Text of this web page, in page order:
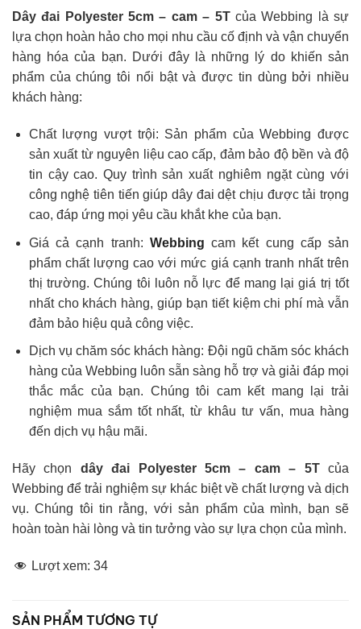
Dây đai Polyester 5cm – cam – 5T của Webbing là sự
lựa chọn hoàn hảo cho mọi nhu cầu cố định và vận chuyển
hàng hóa của bạn. Dưới đây là những lý do khiến sản
phẩm của chúng tôi nổi bật và được tin dùng bởi nhiều
khách hàng:
Chất lượng vượt trội: Sản phẩm của Webbing được
sản xuất từ nguyên liệu cao cấp, đảm bảo độ bền và độ
tin cậy cao. Quy trình sản xuất nghiêm ngặt cùng với
công nghệ tiên tiến giúp dây đai dệt chịu được tải trọng
cao, đáp ứng mọi yêu cầu khắt khe của bạn.
Giá cả cạnh tranh: Webbing cam kết cung cấp sản
phẩm chất lượng cao với mức giá cạnh tranh nhất trên
thị trường. Chúng tôi luôn nỗ lực để mang lại giá trị tốt
nhất cho khách hàng, giúp bạn tiết kiệm chi phí mà vẫn
đảm bảo hiệu quả công việc.
Dịch vụ chăm sóc khách hàng: Đội ngũ chăm sóc khách
hàng của Webbing luôn sẵn sàng hỗ trợ và giải đáp mọi
thắc mắc của bạn. Chúng tôi cam kết mang lại trải
nghiệm mua sắm tốt nhất, từ khâu tư vấn, mua hàng
đến dịch vụ hậu mãi.
Hãy chọn dây đai Polyester 5cm – cam – 5Tcủa
Webbing để trải nghiệm sự khác biệt về chất lượng và dịch
vụ. Chúng tôi tin rằng, với sản phẩm của mình, bạn sẽ
hoàn toàn hài lòng và tin tưởng vào sự lựa chọn của mình.
Lượt xem: 34
SẢN PHẨM TƯƠNG TỰ